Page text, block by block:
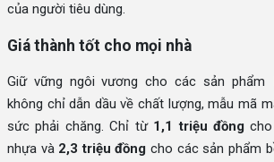
của người tiêu dùng.
Giá thành tốt cho mọi nhà
Giữ vững ngôi vương cho các sản phẩm
không chỉ dẫn dầu về chất lượng, mẫu mã
sức phải chăng. Chỉ từ 1,1 triệu đồngcho
nhựa và2,3 triệu đồng cho các sản phẩm